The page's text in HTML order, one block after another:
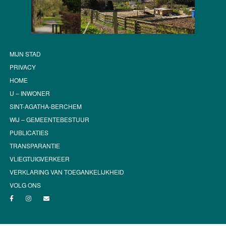
MIJN STAD
PRIVACY
HOME
U – INWONER
SINT-AGATHA-BERCHEM
WIJ – GEMEENTEBESTUUR
PUBLICATIES
TRANSPARANTIE
VLIEGTUIGVERKEER
VERKLARING VAN TOEGANKELIJKHEID
VOLG ONS